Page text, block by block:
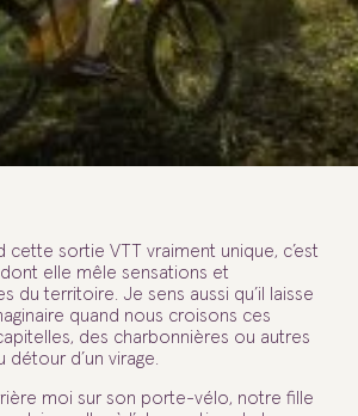
cette sortie VTT vraiment unique, c’est
dont elle mêle sensations et
du territoire. Je sens aussi qu’il laisse
quand nous croisons ces
des charbonnières ou autres
détour d’un virage.
moi sur son porte-vélo, notre fille